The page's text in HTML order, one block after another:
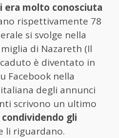
era molto conosciuta
rispettivamente 78
si svolge nella
di Nazareth (Il
è diventato in
Facebook nella
degli annunci
scrivono un ultimo
condividendo gli
li riguardano.